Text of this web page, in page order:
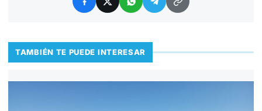
TAMBIÉN TE PUEDE INTERESAR